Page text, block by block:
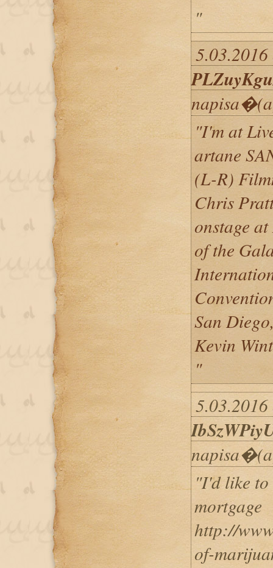
"
"I'm at
artane
(L-R)
Chris
onstage
of the
San
Kevin
"
"I'd like to
mortgage
http://
of-